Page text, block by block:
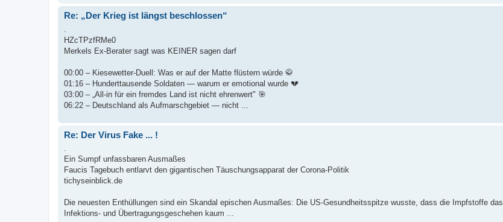
Re: „Der Krieg ist längst beschlossen“
HZcTPzfRMe0
Merkels Ex-Berater sagt was KEINER sagen darf
00:00 – Kiesewetter-Duell: Was er auf der Matte flüstern würde 🥋
01:16 – Hunderttausende Soldaten — warum er emotional wurde 💔
03:00 – „All-in für ein fremdes Land ist nicht ehrenwert" 🎯
06:22 – Deutschland als Aufmarschgebiet — nicht ...
Re: Der Virus Fake ... !
.
Ein Sumpf unfassbaren Ausmaßes
Faucis Tagebuch entlarvt den gigantischen Täuschungsapparat der Corona-Politik
tichyseinblick.de
Die neuesten Enthüllungen sind ein Skandal epischen Ausmaßes: Die US-Gesundheitsspitze wusste, dass die Impfstoffe das
Infektions- und Übertragungsgeschehen kaum ...